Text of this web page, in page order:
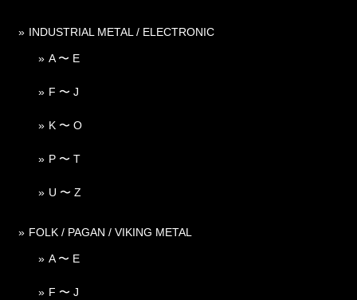
INDUSTRIAL METAL / ELECTRONIC
A 〜 E
F 〜 J
K 〜 O
P 〜 T
U 〜 Z
FOLK / PAGAN / VIKING METAL
A 〜 E
F 〜 J